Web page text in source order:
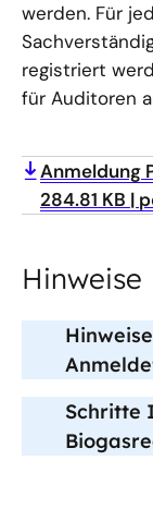
werden. Für
registriert
für Auditoren
Anmeldung
284.81 KB
Hinweise
Schritte